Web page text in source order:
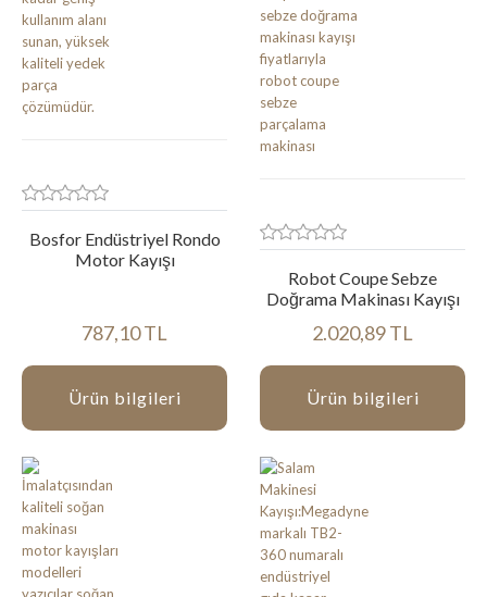
Bosfor Endüstriyel Rondo
Motor Kayışı
787,10 TL
Ürün bilgileri
Robot Coupe Sebze
Doğrama Makinası Kayışı
2.020,89 TL
Ürün bilgileri